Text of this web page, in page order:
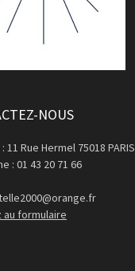
NOUS
11 Rue Hermel 75018 PARIS
: 01 43 20 71 66
au formulaire